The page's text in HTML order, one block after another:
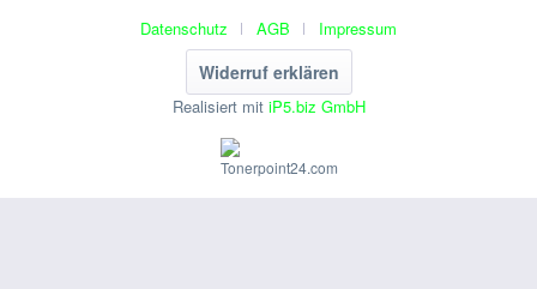
Datenschutz
AGB Impressum
Widerruf erklären
Realisiert mit iP5.biz GmbH